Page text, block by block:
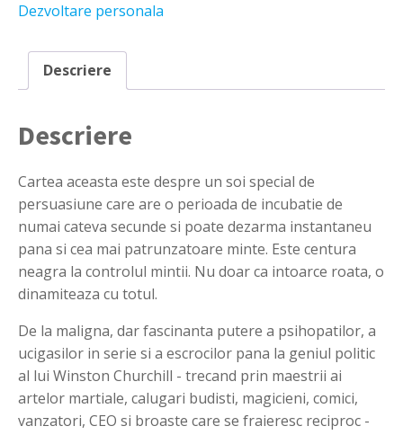
Dezvoltare personala
Descriere
Descriere
Cartea aceasta este despre un soi special de
persuasiune care are o perioada de incubatie de
numai cateva secunde si poate dezarma instantaneu
pana si cea mai patrunzatoare minte. Este centura
neagra la controlul mintii. Nu doar ca intoarce roata, o
dinamiteaza cu totul.
De la maligna, dar fascinanta putere a psihopatilor, a
ucigasilor in serie si a escrocilor pana la geniul politic
al lui Winston Churchill - trecand prin maestrii ai
artelor martiale, calugari budisti, magicieni, comici,
vanzatori, CEO si broaste care se fraieresc reciproc -